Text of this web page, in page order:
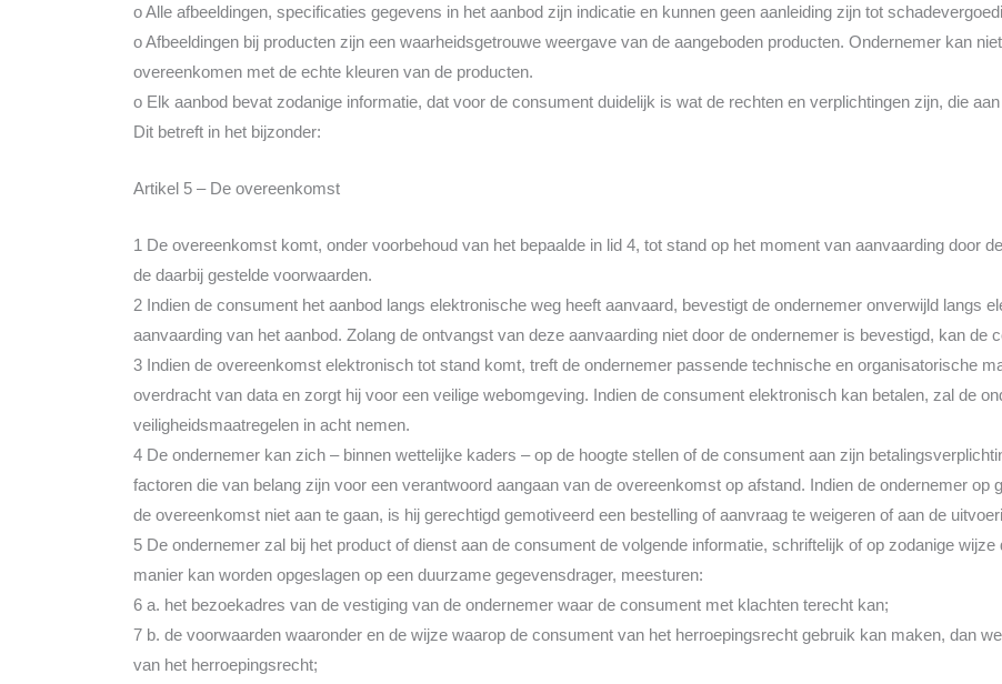
o Alle afbeeldingen, specificaties gegevens in het aanbod zijn indicatie en kunnen geen aanleiding zijn tot
o Afbeeldingen bij producten zijn een waarheidsgetrouwe weergave van de aangeboden producten. Ondernemer kan
overeenkomen met de echte kleuren van de producten.
o Elk aanbod bevat zodanige informatie, dat voor de consument duidelijk is wat de rechten en verplichtingen zijn, die
Dit betreft in het bijzonder:
Artikel 5 – De overeenkomst
1 De overeenkomst komt, onder voorbehoud van het bepaalde in lid 4, tot stand op het moment van aanvaarding door
de daarbij gestelde voorwaarden.
2 Indien de consument het aanbod langs elektronische weg heeft aanvaard, bevestigt de ondernemer onverwijld langs
aanvaarding van het aanbod. Zolang de ontvangst van deze aanvaarding niet door de ondernemer is bevestigd, kan de
3 Indien de overeenkomst elektronisch tot stand komt, treft de ondernemer passende technische en organisatorische
overdracht van data en zorgt hij voor een veilige webomgeving. Indien de consument elektronisch kan betalen, zal de
veiligheidsmaatregelen in acht nemen.
4 De ondernemer kan zich – binnen wettelijke kaders – op de hoogte stellen of de consument aan zijn
factoren die van belang zijn voor een verantwoord aangaan van de overeenkomst op afstand. Indien de ondernemer op
de overeenkomst niet aan te gaan, is hij gerechtigd gemotiveerd een bestelling of aanvraag te weigeren of aan de
5 De ondernemer zal bij het product of dienst aan de consument de volgende informatie, schriftelijk of op zodanige
manier kan worden opgeslagen op een duurzame gegevensdrager, meesturen:
6 a. het bezoekadres van de vestiging van de ondernemer waar de consument met klachten terecht kan;
7 b. de voorwaarden waaronder en de wijze waarop de consument van het herroepingsrecht gebruik kan maken, dan
van het herroepingsrecht;